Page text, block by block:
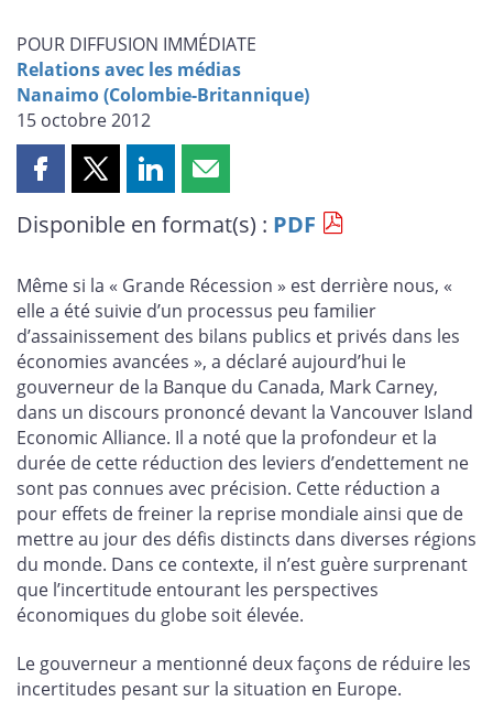
POUR DIFFUSION IMMÉDIATE
Relations avec les médias
Nanaimo (Colombie-Britannique)
15 octobre 2012
Partager
page
Facebook
Partager
page
X
Partager
page
LinkedIn
Partager
page
courriel
Disponible en format(s) : PDF
Même si la « Grande Récession » est derrière nous, «
elle a été suivie d’un processus peu familier
d’assainissement des bilans publics et privés dans les
économies avancées », a déclaré aujourd’hui le
gouverneur de la Banque du Canada, Mark Carney,
dans un discours prononcé devant la Vancouver Island
Economic Alliance. Il a noté que la profondeur et la
durée de cette réduction des leviers d’endettement ne
sont pas connues avec précision. Cette réduction a
pour effets de freiner la reprise mondiale ainsi que de
mettre au jour des défis distincts dans diverses régions
du monde. Dans ce contexte, il n’est guère surprenant
que l’incertitude entourant les perspectives
économiques du globe soit élevée.
Le gouverneur a mentionné deux façons de réduire les
incertitudes pesant sur la situation en Europe.